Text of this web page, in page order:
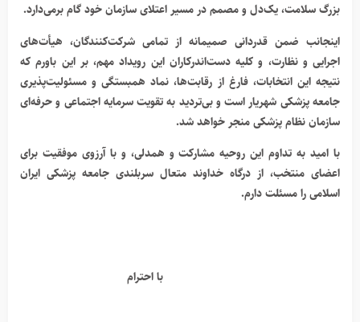
بزرگ سلامت، یک‌دل و مصمم در مسیر اعتلای سازمان خود گام برمی‌دارد.
اینجانب ضمن قدردانی صمیمانه از تمامی شرکت‌کنندگان، هیأت‌های
اجرایی و نظارت، و کلیه دست‌اندرکاران این رویداد مهم، بر این باورم که
نتیجه این انتخابات، فارغ از رقابت‌ها، نماد همبستگی و مسئولیت‌پذیری
جامعه پزشکی شهریار است و بی‌تردید به تقویت سرمایه اجتماعی و حرفه‌ای
سازمان نظام پزشکی منجر خواهد شد.
با امید به تداوم این روحیه مشارکت و همدلی، و با آرزوی موفقیت برای
اعضای منتخب، از درگاه خداوند متعال سربلندی جامعه پزشکی ایران
اسلامی را مسئلت دارم.
با احترام